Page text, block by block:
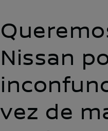
Nissan
vez de